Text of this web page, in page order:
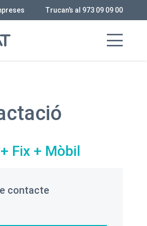
Trucan’s al 973 09 09 00
Fix + Mòbil
contacte